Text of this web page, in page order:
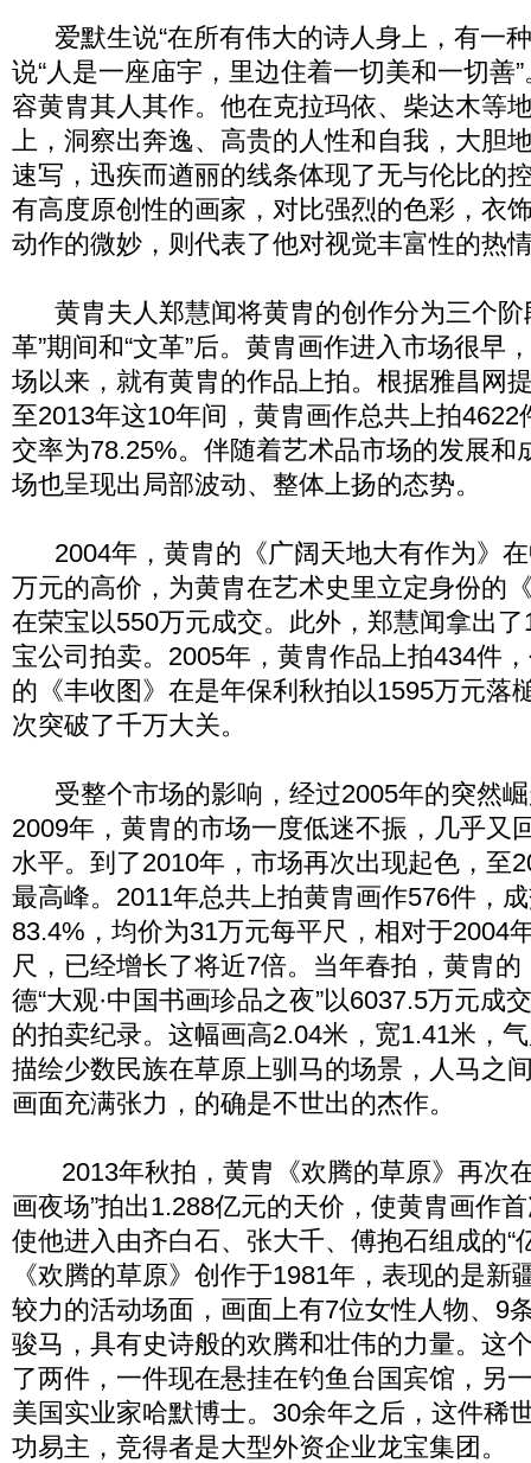
爱默生说“在所有伟大的诗人身上，有一
说“人是一座庙宇，里边住着一切美和一切善
容黄胄其人其作。他在克拉玛依、柴达木等
上，洞察出奔逸、高贵的人性和自我，大胆
速写，迅疾而遒丽的线条体现了无与伦比的
有高度原创性的画家，对比强烈的色彩，衣
动作的微妙，则代表了他对视觉丰富性的热
黄胄夫人郑慧闻将黄胄的创作分为三个阶
革”期间和“文革”后。黄胄画作进入市场很早
场以来，就有黄胄的作品上拍。根据雅昌网
至2013年这10年间，黄胄画作总共上拍4622
交率为78.25%。伴随着艺术品市场的发展和
场也呈现出局部波动、整体上扬的态势。
2004年，黄胄的《广阔天地大有作为》在
万元的高价，为黄胄在艺术史里立定身份的
在荣宝以550万元成交。此外，郑慧闻拿出
宝公司拍卖。2005年，黄胄作品上拍434件
的《丰收图》在是年保利秋拍以1595万元落
次突破了千万大关。
受整个市场的影响，经过2005年的突然崛
2009年，黄胄的市场一度低迷不振，几乎又
水平。到了2010年，市场再次出现起色，至
最高峰。2011年总共上拍黄胄画作576件，
83.4%，均价为31万元每平尺，相对于2004
尺，已经增长了将近7倍。当年春拍，黄胄
德“大观·中国书画珍品之夜”以6037.5万元成
的拍卖纪录。这幅画高2.04米，宽1.41米，
描绘少数民族在草原上驯马的场景，人马之
画面充满张力，的确是不世出的杰作。
2013年秋拍，黄胄《欢腾的草原》再次
画夜场”拍出1.288亿元的天价，使黄胄画作
使他进入由齐白石、张大千、傅抱石组成的“
《欢腾的草原》创作于1981年，表现的是新
较力的活动场面，画面上有7位女性人物、9
骏马，具有史诗般的欢腾和壮伟的力量。这
了两件，一件现在悬挂在钓鱼台国宾馆，另
美国实业家哈默博士。30余年之后，这件稀
功易主，竞得者是大型外资企业龙宝集团。